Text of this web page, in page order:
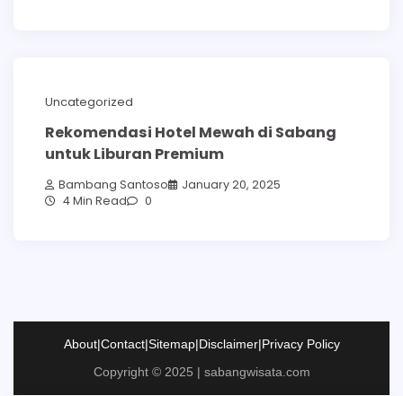
Uncategorized
Rekomendasi Hotel Mewah di Sabang
untuk Liburan Premium
Bambang Santoso
January 20, 2025
4 Min Read
0
About|Contact|Sitemap|Disclaimer|Privacy Policy
Copyright © 2025 | sabangwisata.com